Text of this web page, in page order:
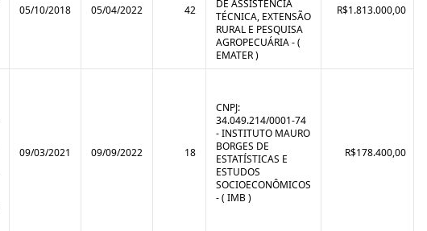
05/10/2018 05/04/2022 42
DE ASSISTÊNCIA
TÉCNICA, EXTENSÃO
RURAL E PESQUISA
AGROPECUÁRIA - (
EMATER )
R$1.813.000,00
09/03/2021 09/09/2022 18
CNPJ:
34.049.214/0001-74
- INSTITUTO MAURO
BORGES DE
ESTATÍSTICAS E
ESTUDOS
SOCIOECONÔMICOS
- ( IMB )
R$178.400,00